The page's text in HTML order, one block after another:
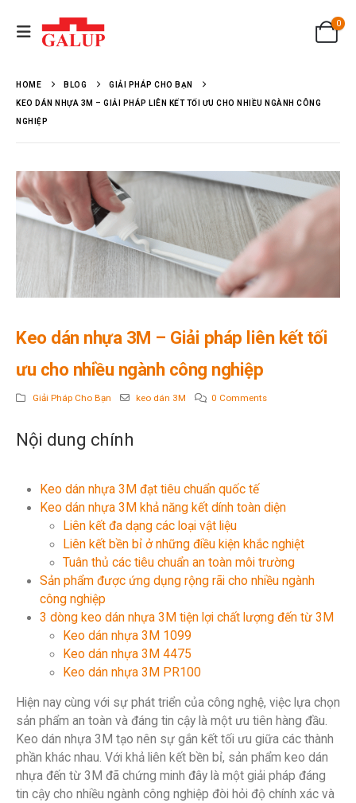
0
HOME BLOG GIẢI PHÁP CHO BẠN
KEO DÁN NHỰA 3M – GIẢI PHÁP LIÊN KẾT TỐI ƯU CHO NHIỀU NGÀNH CÔNG
NGHIỆP
Keo dán nhựa 3M – Giải pháp liên kết tối
ưu cho nhiều ngành công nghiệp
Giải Pháp Cho Bạn keo dán 3M 0 Comments
Nội dung chính
Keo dán nhựa 3M đạt tiêu chuẩn quốc tế
Keo dán nhựa 3M khả năng kết dính toàn diện
Liên kết đa dạng các loại vật liệu
Liên kết bền bỉ ở những điều kiện khắc nghiệt
Tuân thủ các tiêu chuẩn an toàn môi trường
Sản phẩm được ứng dụng rộng rãi cho nhiều ngành
công nghiệp
3 dòng keo dán nhựa 3M tiện lợi chất lượng đến từ 3M
Keo dán nhựa 3M 1099
Keo dán nhựa 3M 4475
Keo dán nhựa 3M PR100
Hiện nay cùng với sự phát triển của công nghệ, việc lựa chọn
sản phẩm an toàn và đáng tin cậy là một ưu tiên hàng đầu.
Keo dán nhựa 3M tạo nên sự gắn kết tối ưu giữa các thành
phần khác nhau. Với khả liên kết bền bỉ, sản phẩm keo dán
nhựa đến từ 3M đã chứng minh đây là một giải pháp đáng
tin cậy cho nhiều ngành công nghiệp đòi hỏi độ chính xác và